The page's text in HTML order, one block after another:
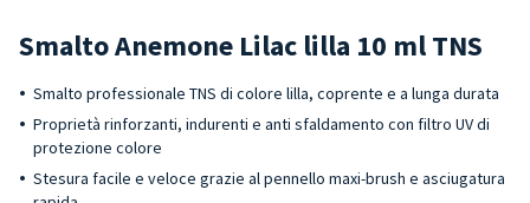
Smalto Anemone Lilac lilla 10 ml TNS
Smalto professionale TNS di colore lilla, coprente e a lunga durata
Proprietà rinforzanti, indurenti e anti sfaldamento con filtro UV di
protezione colore
Stesura facile e veloce grazie al pennello maxi-brush e asciugatura